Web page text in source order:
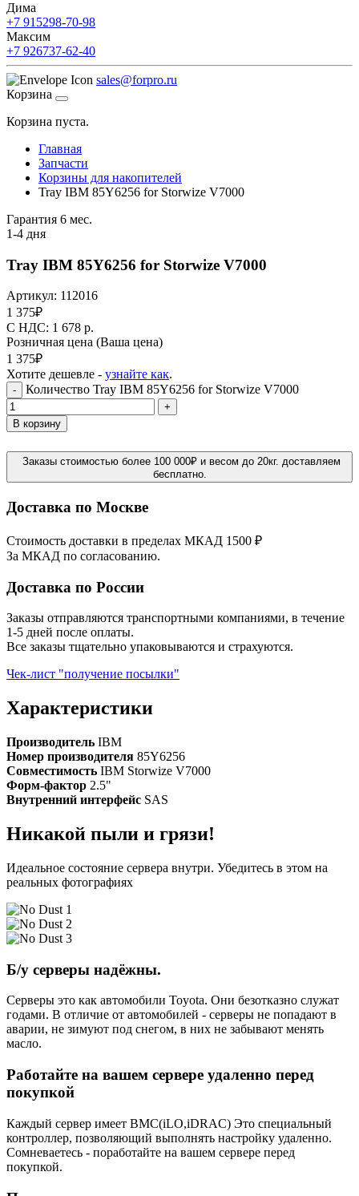
Дима
+7 915298-70-98
Максим
+7 926737-62-40
sales@forpro.ru
Корзина
Корзина пуста.
Главная
Запчасти
Корзины для накопителей
Tray IBM 85Y6256 for Storwize V7000
Гарантия 6 мес.
1-4 дня
Tray IBM 85Y6256 for Storwize V7000
Артикул: 112016
1 375₽
C НДС: 1 678 р.
Розничная цена (Ваша цена)
1 375₽
Хотите дешевле - узнайте как.
- Количество Tray IBM 85Y6256 for Storwize V7000
+
В корзину
Заказы стоимостью более 100 000₽ и весом до 20кг. доставляем
бесплатно.
Доставка по Москве
Стоимость доставки в пределах МКАД 1500 ₽
За МКАД по согласованию.
Доставка по России
Заказы отправляются транспортными компаниями, в течение
1-5 дней после оплаты.
Все заказы тщательно упаковываются и страхуются.
Чек-лист "получение посылки"
Характеристики
Производитель IBM
Номер производителя 85Y6256
Совместимость IBM Storwize V7000
Форм-фактор 2.5"
Внутренний интерфейс SAS
Никакой пыли и грязи!
Идеальное состояние сервера внутри. Убедитесь в этом на
реальных фотографиях
Б/у серверы надёжны.
Серверы это как автомобили Toyota. Они безотказно служат
годами. В отличие от автомобилей - серверы не попадают в
аварии, не зимуют под снегом, в них не забывают менять
масло.
Работайте на вашем сервере удаленно перед
покупкой
Каждый сервер имеет BMC(iLO,iDRAC) Это специальный
контроллер, позволяющий выполнять настройку удаленно.
Сомневаетесь - поработайте на вашем сервере перед
покупкой.